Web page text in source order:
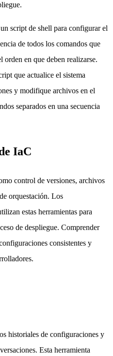
script de shell para configurar el
de todos los comandos que
orden en que deben realizarse.
que actualice el sistema
y modifique archivos en el
separados en una secuencia
IaC
control de versiones, archivos
orquestación. Los
estas herramientas para
de despliegue. Comprender
consistentes y
historiales de configuraciones y
Esta herramienta